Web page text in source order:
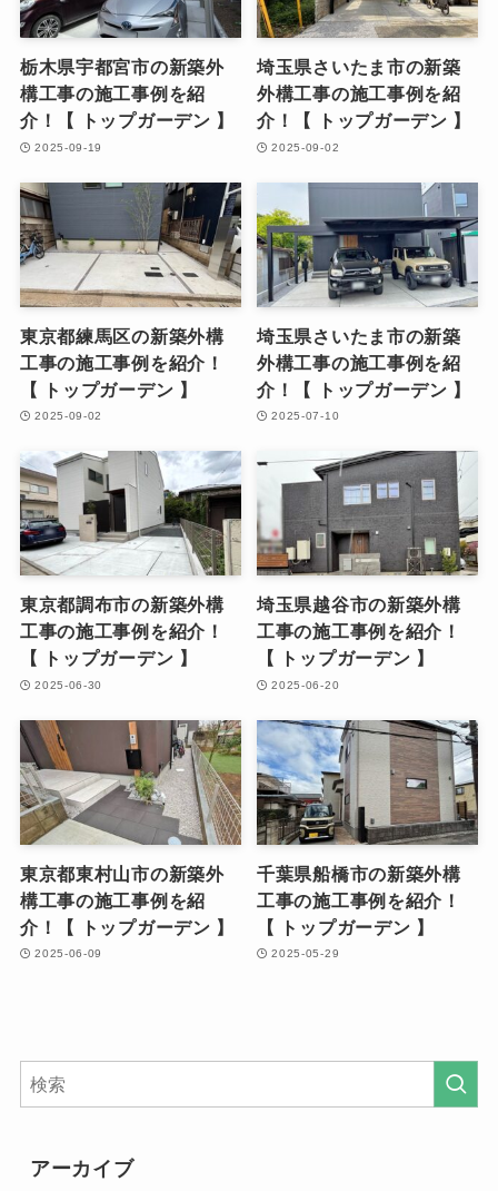
栃木県宇都宮市の新築外
構工事の施工事例を紹
介！【 トップガーデン 】
2025-09-19
埼玉県さいたま市の新築
外構工事の施工事例を紹
介！【 トップガーデン 】
2025-09-02
東京都練馬区の新築外構
工事の施工事例を紹介！
【 トップガーデン 】
2025-09-02
埼玉県さいたま市の新築
外構工事の施工事例を紹
介！【 トップガーデン 】
2025-07-10
東京都調布市の新築外構
工事の施工事例を紹介！
【 トップガーデン 】
2025-06-30
埼玉県越谷市の新築外構
工事の施工事例を紹介！
【 トップガーデン 】
2025-06-20
東京都東村山市の新築外
構工事の施工事例を紹
介！【 トップガーデン 】
2025-06-09
千葉県船橋市の新築外構
工事の施工事例を紹介！
【 トップガーデン 】
2025-05-29
アーカイブ